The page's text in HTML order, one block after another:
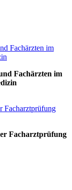
Fachärzten im
Facharztprüfung